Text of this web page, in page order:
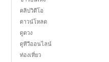
คลิปวิดีโอ
ดาวน์โหลด
ดูดวง
ดูทีวีออนไลน์
ท่องเที่ยว